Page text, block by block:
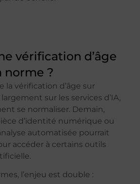
vérification d’âge
norme ?
la vérification d’âge sur
sur les services d’IA,
se normaliser. Demain,
d’identité numérique ou
automatisée pourrait
accéder à certains outils
l’enjeu est double :